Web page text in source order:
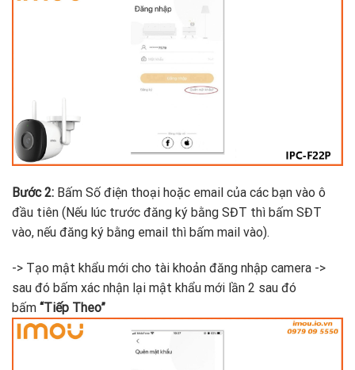
Bước 2: Bấm Số điện thoại hoặc email của các bạn vào ô
đầu tiên (Nếu lúc trước đăng ký bằng SĐT thì bấm SĐT
vào, nếu đăng ký bằng email thì bấm mail vào).
-> Tạo mật khẩu mới cho tài khoản đăng nhập camera ->
sau đó bấm xác nhận lại mật khẩu mới lần 2 sau đó
bấm “Tiếp Theo”